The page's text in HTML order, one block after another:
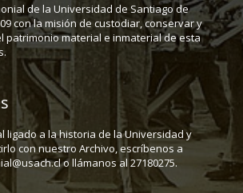
de la Universidad de Santiago de
con la misión de custodiar, conservar y
patrimonio material e inmaterial de esta
ligado a la historia de la Universidad y
con nuestro Archivo, escríbenos a
o llámanos al 27180275.